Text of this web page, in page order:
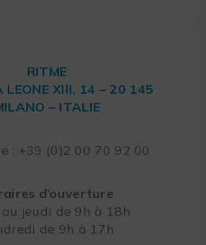
RITME
LEONE XIII, 14 – 20 145
– ITALIE
: +39 (0)2 00 70 92 00
d’ouverture
jeudi de 9h à 18h
de 9h à 17h